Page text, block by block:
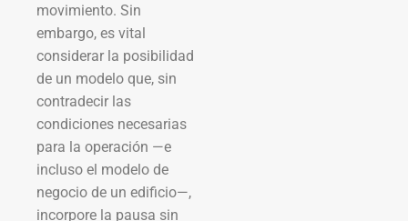
movimiento. Sin
embargo, es vital
considerar la posibilidad
de un modelo que, sin
contradecir las
condiciones necesarias
para la operación —e
incluso el modelo de
negocio de un edificio—,
incorpore la pausa sin